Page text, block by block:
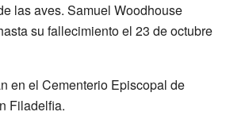
las aves. Samuel Woodhouse
su fallecimiento el 23 de octubre
en el Cementerio Episcopal de
Filadelfia.